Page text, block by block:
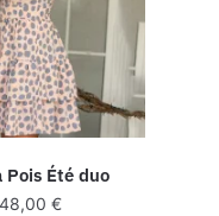
Pois Été duo
48,00 €Plage